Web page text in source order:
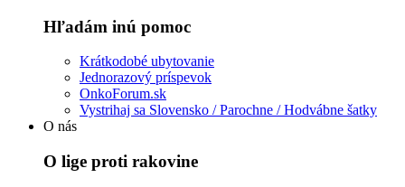
Hľadám inú pomoc
Krátkodobé ubytovanie
Jednorazový príspevok
OnkoForum.sk
Vystrihaj sa Slovensko / Parochne / Hodvábne šatky
O nás
O lige proti rakovine